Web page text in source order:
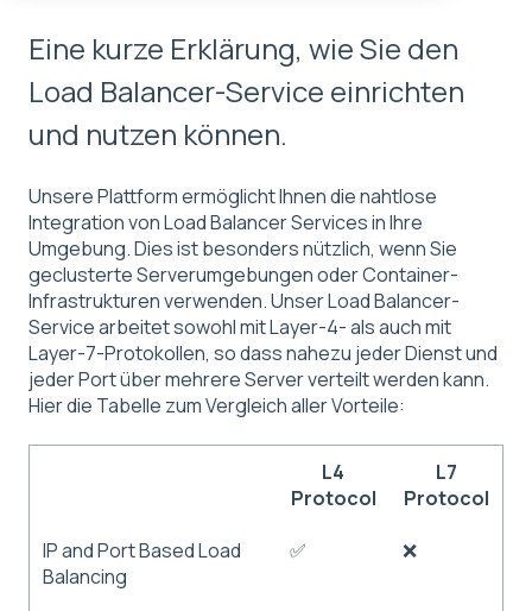
Eine kurze Erklärung, wie Sie den
Load Balancer-Service einrichten
und nutzen können.
Unsere Plattform ermöglicht Ihnen die nahtlose
Integration von Load Balancer Services in Ihre
Umgebung. Dies ist besonders nützlich, wenn Sie
geclusterte Serverumgebungen oder Container-
Infrastrukturen verwenden. Unser Load Balancer-
Service arbeitet sowohl mit Layer-4- als auch mit
Layer-7-Protokollen, so dass nahezu jeder Dienst und
jeder Port über mehrere Server verteilt werden kann.
Hier die Tabelle zum Vergleich aller Vorteile:
L4
Protocol
L7
Protocol
IP and Port Based Load
Balancing
✅ ❌